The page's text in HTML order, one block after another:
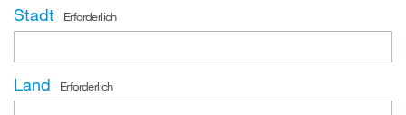
Stadt Erforderlich
Land Erforderlich